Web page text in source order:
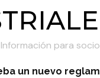
Información para
un nuevo